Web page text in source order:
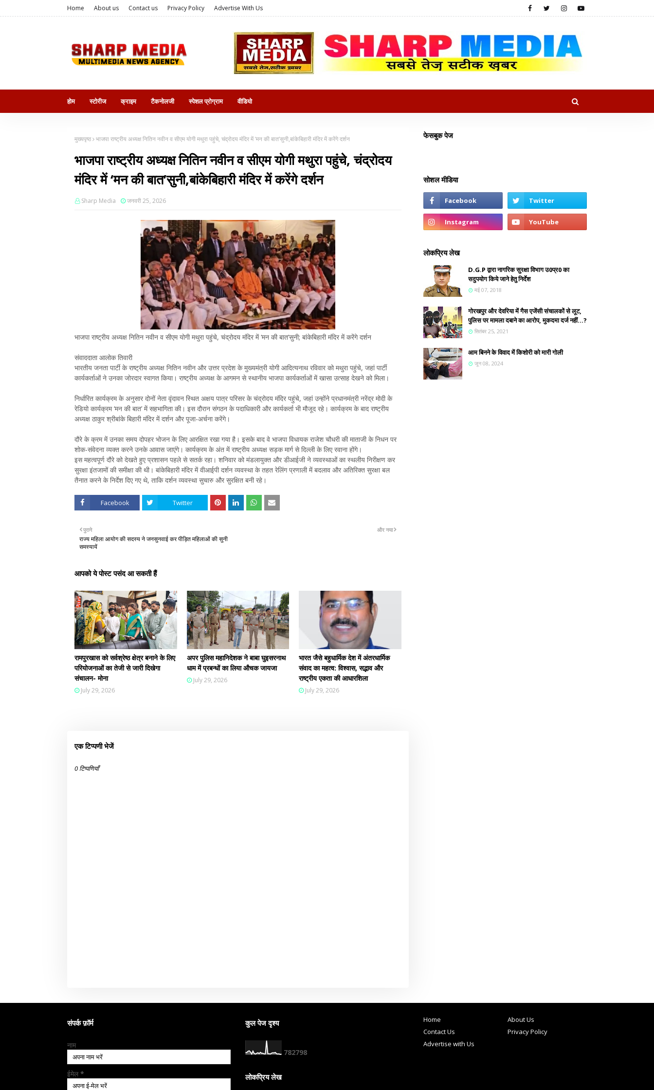
Home About us Contact us Privacy Policy Advertise With Us
होम स्टोरीज क्राइम टैकनोलजी स्पेशल प्रोग्राम वीडियो
मुख्यपृष्ठ भाजपा राष्ट्रीय अध्यक्ष नितिन नवीन व सीएम योगी मथुरा पहुंचे, चंद्रोदय मंदिर में ‘मन की बात’सुनी,बांकेबिहारी मंदिर में करेंगे दर्शन
भाजपा राष्ट्रीय अध्यक्ष नितिन नवीन व सीएम योगी मथुरा पहुंचे, चंद्रोदय
मंदिर में ‘मन की बात’सुनी,बांकेबिहारी मंदिर में करेंगे दर्शन
Sharp Media जनवरी 25, 2026
भाजपा राष्ट्रीय अध्यक्ष नितिन नवीन व सीएम योगी मथुरा पहुंचे, चंद्रोदय मंदिर में ‘मन की बात’सुनी; बांकेबिहारी मंदिर में करेंगे दर्शन
संवाददाता आलोक तिवारी
भारतीय जनता पार्टी के राष्ट्रीय अध्यक्ष नितिन नवीन और उत्तर प्रदेश के मुख्यमंत्री योगी आदित्यनाथ रविवार को मथुरा पहुंचे, जहां पार्टी
कार्यकर्ताओं ने उनका जोरदार स्वागत किया। राष्ट्रीय अध्यक्ष के आगमन से स्थानीय भाजपा कार्यकर्ताओं में खासा उत्साह देखने को मिला।
निर्धारित कार्यक्रम के अनुसार दोनों नेता वृंदावन स्थित अक्षय पात्र परिसर के चंद्रोदय मंदिर पहुंचे, जहां उन्होंने प्रधानमंत्री नरेंद्र मोदी के
रेडियो कार्यक्रम ‘मन की बात’ में सहभागिता की। इस दौरान संगठन के पदाधिकारी और कार्यकर्ता भी मौजूद रहे। कार्यक्रम के बाद राष्ट्रीय
अध्यक्ष ठाकुर श्रीबांके बिहारी मंदिर में दर्शन और पूजा-अर्चना करेंगे।
दौरे के क्रम में उनका समय दोपहर भोजन के लिए आरक्षित रखा गया है। इसके बाद वे भाजपा विधायक राजेश चौधरी की माताजी के निधन पर
शोक-संवेदना व्यक्त करने उनके आवास जाएंगे। कार्यक्रम के अंत में राष्ट्रीय अध्यक्ष सड़क मार्ग से दिल्ली के लिए रवाना होंगे।
इस महत्वपूर्ण दौरे को देखते हुए प्रशासन पहले से सतर्क रहा। शनिवार को मंडलायुक्त और डीआईजी ने व्यवस्थाओं का स्थलीय निरीक्षण कर
सुरक्षा इंतजामों की समीक्षा की थी। बांकेबिहारी मंदिर में वीआईपी दर्शन व्यवस्था के तहत रेलिंग प्रणाली में बदलाव और अतिरिक्त सुरक्षा बल
तैनात करने के निर्देश दिए गए थे, ताकि दर्शन व्यवस्था सुचारु और सुरक्षित बनी रहे।
Facebook Twitter
और नया
पुराने
राज्य महिला आयोग की सदस्य ने जनसुनवाई कर पीड़ित महिलाओं की सुनी
समस्यायें
आपको ये पोस्ट पसंद आ सकती हैं
रामपुरखास को सर्वश्रेष्ठ क्षेत्र बनाने के लिए
परियोजनाओं का तेजी से जारी दिखेगा
संचालन- मोना
July 29, 2026
अपर पुलिस महानिदेशक ने बाबा घुइसरनाथ
धाम में प्रबन्धों का लिया औचक जायजा
July 29, 2026
भारत जैसे बहुधार्मिक देश में अंतरधार्मिक
संवाद का महत्व: विश्वास, सद्भाव और
राष्ट्रीय एकता की आधारशिला
July 29, 2026
एक टिप्पणी भेजें
0 टिप्पणियाँ
फेसबुक पेज
सोशल मीडिया
लोकप्रिय लेख
D.G.P द्वारा नागरिक सुरक्षा विभाग उ0प्र0 का
सदुपयोग किये जाने हेतु निर्देश
मई 07, 2018
गोरखपुर और देवरिया में गैस एजेंसी संचालकों से लूट,
पुलिस पर मामला दबाने का आरोप, मुकदमा दर्ज नहीं...?
सितंबर 25, 2021
आम बिनने के विवाद में किशोरी को मारी गोली
जून 08, 2024
संपर्क फ़ॉर्म
नाम
ईमेल *
कुल पेज दृश्य
782798
लोकप्रिय लेख
Home
About Us
Contact Us
Privacy Policy
Advertise with Us